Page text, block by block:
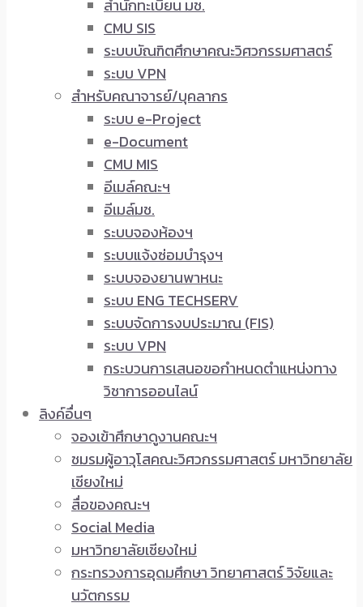
สำนักทะเบียน มช.
CMU SIS
ระบบบัณฑิตศึกษาคณะวิศวกรรมศาสตร์
ระบบ VPN
สำหรับคณาจารย์/บุคลากร
ระบบ e-Project
e-Document
CMU MIS
อีเมล์คณะฯ
อีเมล์มช.
ระบบจองห้องฯ
ระบบแจ้งซ่อมบำรุงฯ
ระบบจองยานพาหนะ
ระบบ ENG TECHSERV
ระบบจัดการงบประมาณ (FIS)
ระบบ VPN
กระบวนการเสนอขอกำหนดตำแหน่งทาง
วิชาการออนไลน์
ลิงค์อื่นๆ
จองเข้าศึกษาดูงานคณะฯ
ชมรมผู้อาวุโสคณะวิศวกรรมศาสตร์ มหาวิทยาลัย
เชียงใหม่
สื่อของคณะฯ
Social Media
มหาวิทยาลัยเชียงใหม่
กระทรวงการอุดมศึกษา วิทยาศาสตร์ วิจัยและ
นวัตกรรม